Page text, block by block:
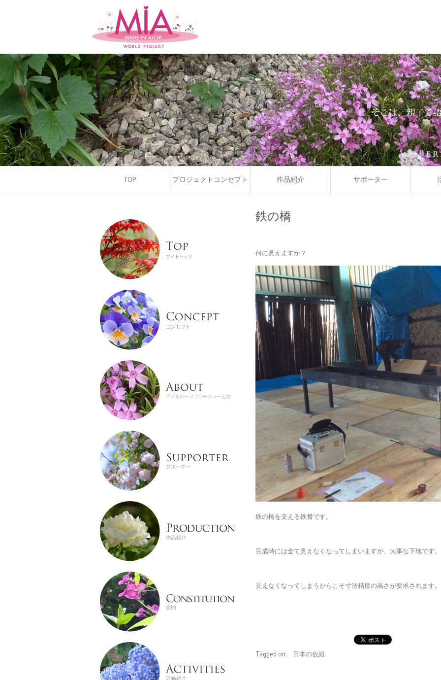
TOP プロジェクトコンセプト 作品紹介 サポーター
鉄の橋
何に見えますか？
鉄の橋を支える鉄骨です。
完成時には全て見えなくなってしまいますが、大事な下地です。
見えなくなってしまうからこそ寸法精度の高さが要求されます。
Tagged on: 日本の仮組